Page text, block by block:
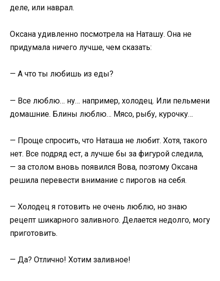
деле, или наврал.
Оксана удивленно посмотрела на Наташу. Она не
придумала ничего лучше, чем сказать:
— А что ты любишь из еды?
— Все люблю… ну… например, холодец. Или пельмени
домашние. Блины люблю… Мясо, рыбу, курочку…
— Проще спросить, что Наташа не любит. Хотя, такого
нет. Все подряд ест, а лучше бы за фигурой следила,
— за столом вновь появился Вова, поэтому Оксана
решила перевести внимание с пирогов на себя.
— Холодец я готовить не очень люблю, но знаю
рецепт шикарного заливного. Делается недолго, могу
приготовить.
— Да? Отлично! Хотим заливное!